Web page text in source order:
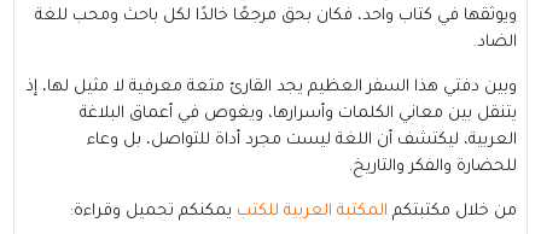
ويوثقها في كتاب واحد، فكان بحق مرجعًا خالدًا لكل باحث ومحب للغة
الضاد.
وبين دفتي هذا السفر العظيم يجد القارئ متعة معرفية لا مثيل لها، إذ
يتنقل بين معاني الكلمات وأسرارها، ويغوص في أعماق البلاغة
العربية، ليكتشف أن اللغة ليست مجرد أداة للتواصل، بل وعاء
للحضارة والفكر والتاريخ.
من خلال مكتبتكم المكتبة العربية للكتب يمكنكم تحميل وقراءة: